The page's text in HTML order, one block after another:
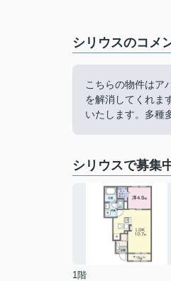
シリウスのコメ
こちらの物件はア
を解消してくれま
いたします。多種
シリウスで募集
1階